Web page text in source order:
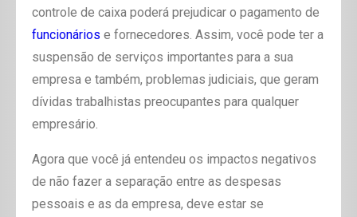
controle de caixa poderá prejudicar o pagamento de
funcionários e fornecedores. Assim, você pode ter a
suspensão de serviços importantes para a sua
empresa e também, problemas judiciais, que geram
dívidas trabalhistas preocupantes para qualquer
empresário.
Agora que você já entendeu os impactos negativos
de não fazer a separação entre as despesas
pessoais e as da empresa, deve estar se